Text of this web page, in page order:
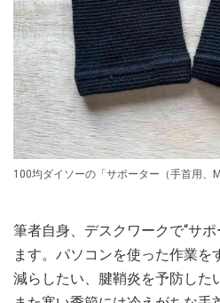
100均ダイソーの「サポーター（手首用、
筆者自身、デスクワークで“サ
ます。パソコンを使った作業を
減らしたい、腱鞘炎を予防した